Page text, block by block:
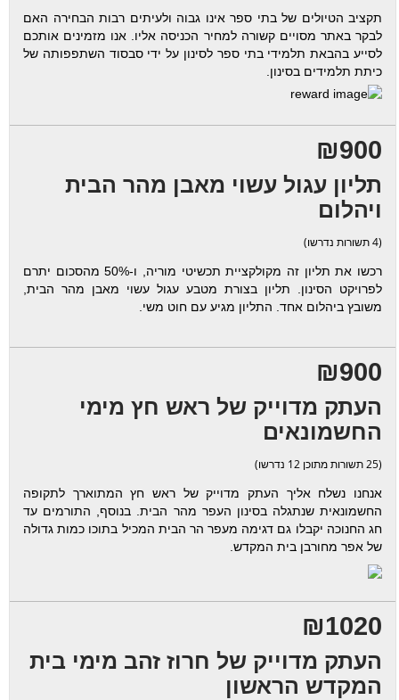
תקציב הטיולים של בתי ספר אינו גבוה ולעיתים רבות הבחירה האם
לבקר באתר מסויים קשורה למחיר הכניסה אליו. אנו מזמינים אותכם
לסייע בהבאת תלמידי בתי ספר לסינון על ידי סבסוד השתפפותה של
כיתת תלמידים בסינון.
₪900
תליון עגול עשוי מאבן מהר הבית
ויהלום
(4 תשורות נדרשו)
רכשו את תליון זה מקולקציית תכשיטי מוריה, ו-50% מהסכום יתרם
לפרויקט הסינון. תליון בצורת מטבע עגול עשוי מאבן מהר הבית,
משובץ ביהלום אחד. התליון מגיע עם חוט משי.
₪900
העתק מדוייק של ראש חץ מימי
החשמונאים
(25 תשורות מתוכן 12 נדרשו)
אנחנו נשלח אליך העתק מדוייק של ראש חץ המתוארך לתקופה
החשמונאית שנתגלה בסינון העפר מהר הבית. בנוסף, התורמים עד
חג החנוכה יקבלו גם דגימה מעפר הר הבית המכיל בתוכו כמות גדולה
של אפר מחורבן בית המקדש.
₪1020
העתק מדוייק של חרוז זהב מימי בית
המקדש הראשון